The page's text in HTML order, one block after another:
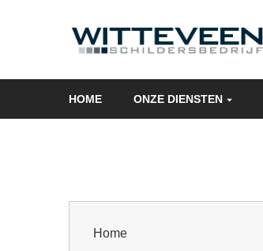
HOME ONZE DIENSTEN
Home